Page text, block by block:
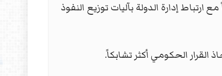
إدارة الدولة بآليات توزيع النفوذ
القرار الحكومي أكثر تشابكاً.